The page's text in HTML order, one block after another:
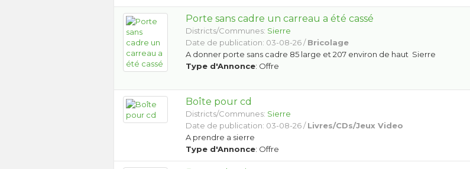
Porte sans cadre un carreau a été cassé
Districts/Communes: Sierre
Date de publication: 03-08-26 /Bricolage
A donner porte sans cadre 85 large et 207 environ de haut Sierre
Type d'Annonce: Offre
Boîte pour cd
Districts/Communes: Sierre
Date de publication: 03-08-26 /Livres/CDs/Jeux Video
A prendre a sierre
Type d'Annonce: Offre